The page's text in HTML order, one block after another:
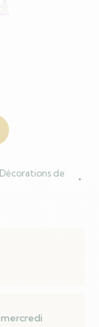
Décorations de